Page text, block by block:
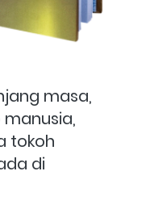
masa,
tokoh
di